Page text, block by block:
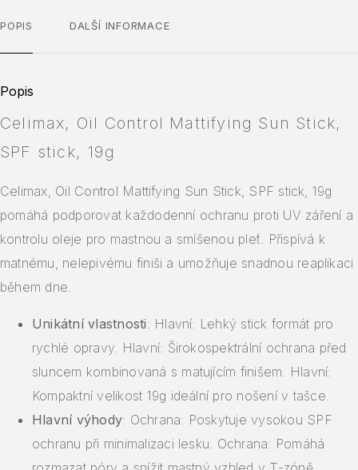
POPIS DALŠÍ INFORMACE
Popis
Celimax, Oil Control Mattifying Sun Stick,
SPF stick, 19g
Celimax, Oil Control Mattifying Sun Stick, SPF stick, 19g
pomáhá podporovat každodenní ochranu proti UV záření a
kontrolu oleje pro mastnou a smíšenou pleť. Přispívá k
matnému, nelepivému finiši a umožňuje snadnou reaplikaci
během dne.
Unikátní vlastnosti: Hlavní: Lehký stick formát pro
rychlé opravy. Hlavní: Širokospektrální ochrana před
sluncem kombinovaná s matujícím finišem. Hlavní:
Kompaktní velikost 19g ideální pro nošení v tašce.
Hlavní výhody: Ochrana: Poskytuje vysokou SPF
ochranu při minimalizaci lesku. Ochrana: Pomáhá